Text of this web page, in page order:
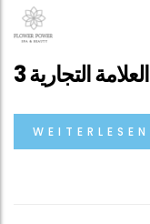
العلامة التجارية 3
WEITERLESEN